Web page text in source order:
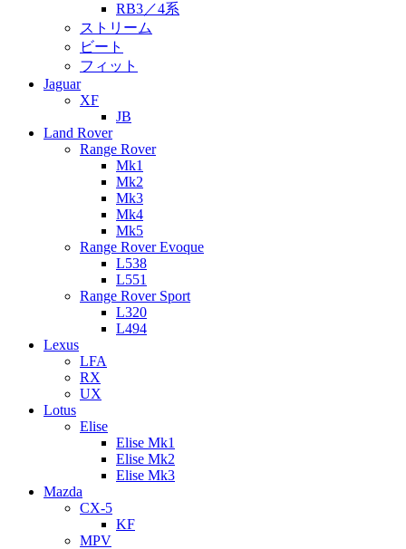
RB3／4系
ストリーム
ビート
フィット
Jaguar
XF
JB
Land Rover
Range Rover
Mk1
Mk2
Mk3
Mk4
Mk5
Range Rover Evoque
L538
L551
Range Rover Sport
L320
L494
Lexus
LFA
RX
UX
Lotus
Elise
Elise Mk1
Elise Mk2
Elise Mk3
Mazda
CX-5
KF
MPV